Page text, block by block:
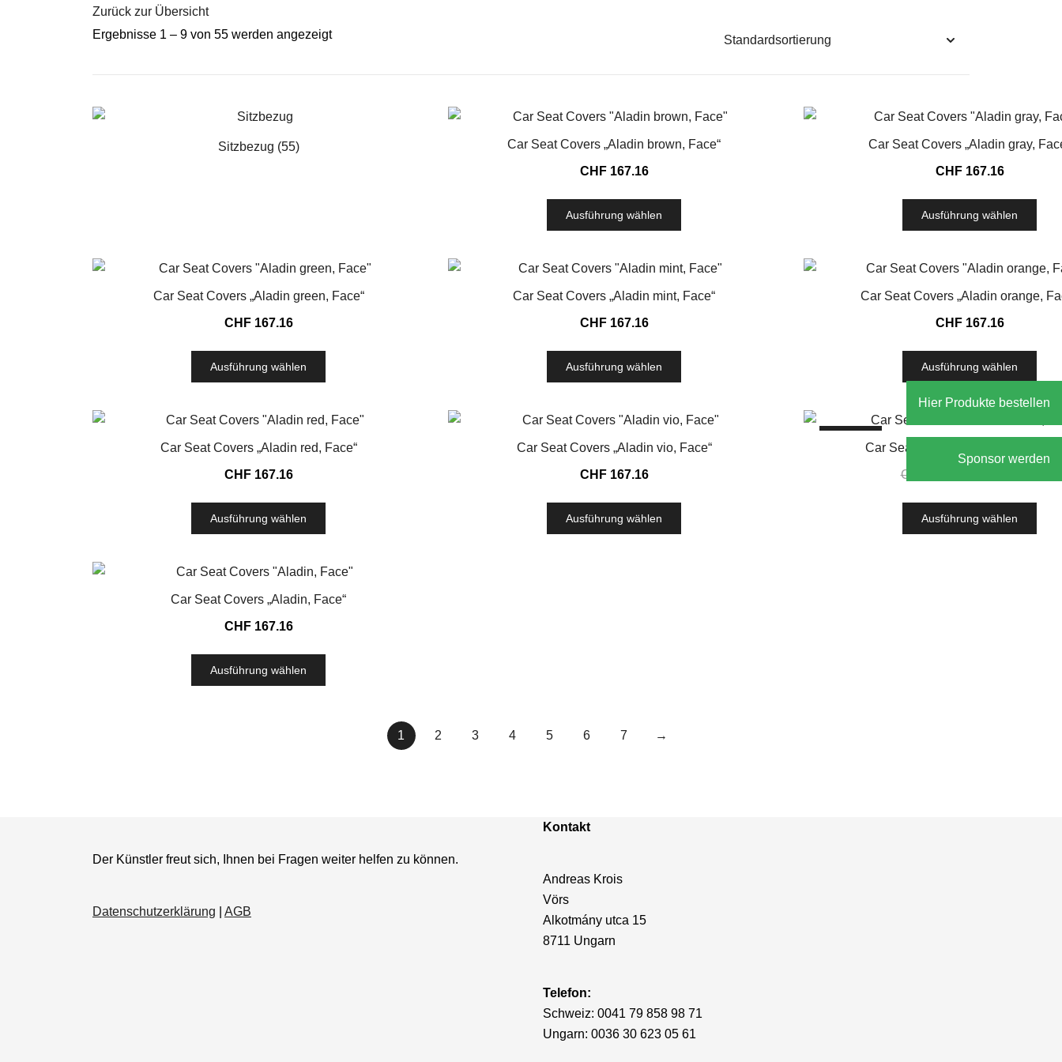
Hier Produkte bestellen
Sponsor werden
Zurück zur Übersicht
Ergebnisse 1 – 9 von 55 werden angezeigt
Sitzbezug (55)
Car Seat Covers „Aladin brown, Face“
CHF167.16
Ausführung wählen
Car Seat Covers „Aladin gray,
CHF167.16
Ausführung wählen
Car Seat Covers „Aladin green, Face“
CHF167.16
Ausführung wählen
Car Seat Covers „Aladin mint, Face“
CHF167.16
Ausführung wählen
Car Seat Covers „Aladin orange,
CHF167.16
Ausführung wählen
Car Seat Covers „Aladin red, Face“
CHF167.16
Ausführung wählen
Car Seat Covers „Aladin vio, Face“
CHF167.16
Ausführung wählen
Car Seat Covers „Aladin white,
CHF
Ausführung wählen
Car Seat Covers „Aladin, Face“
CHF167.16
Ausführung wählen
1 2 3 4 5 6 7 →
Der Künstler freut sich, Ihnen bei Fragen weiter helfen zu können.
Datenschutzerklärung AGB
Kontakt
Andreas Krois
Vörs
Alkotmány utca 15
8711 Ungarn
Telefon:
Schweiz: 0041 79 858 98 71
Ungarn: 0036 30 623 05 61